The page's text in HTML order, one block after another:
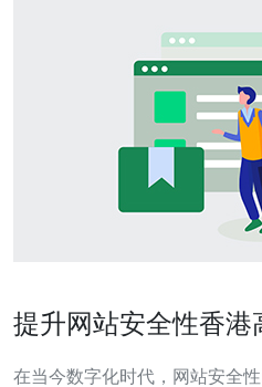
提升网站安全性香港
在当今数字化时代，网站安全